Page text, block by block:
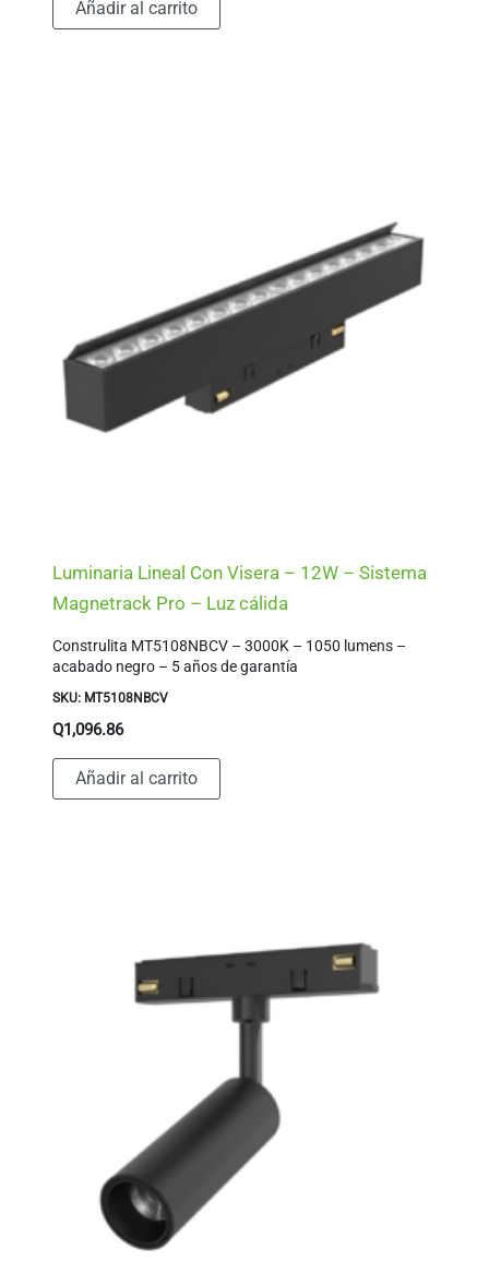
Añadir al carrito
Luminaria Lineal Con Visera – 12W – Sistema
Magnetrack Pro – Luz cálida
Construlita MT5108NBCV – 3000K – 1050 lumens –
acabado negro – 5 años de garantía
SKU: MT5108NBCV
Q1,096.86
Añadir al carrito